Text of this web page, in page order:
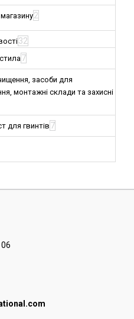
2
32
7
засоби для
монтажні склади та захисні
для гвинтів 7